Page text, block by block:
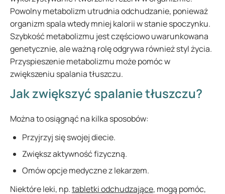
Powolny metabolizm utrudnia odchudzanie, ponieważ
organizm spala wtedy mniej kalorii w stanie spoczynku.
Szybkość metabolizmu jest częściowo uwarunkowana
genetycznie, ale ważną rolę odgrywa również styl życia.
Przyspieszenie metabolizmu może pomóc w
zwiększeniu spalania tłuszczu.
Jak zwiększyć spalanie tłuszczu?
Można to osiągnąć na kilka sposobów:
Przyjrzyj się swojej diecie.
Zwiększ aktywność fizyczną.
Omów opcje medyczne z lekarzem.
Niektóre leki, np.tabletki odchudzające, mogą pomóc,